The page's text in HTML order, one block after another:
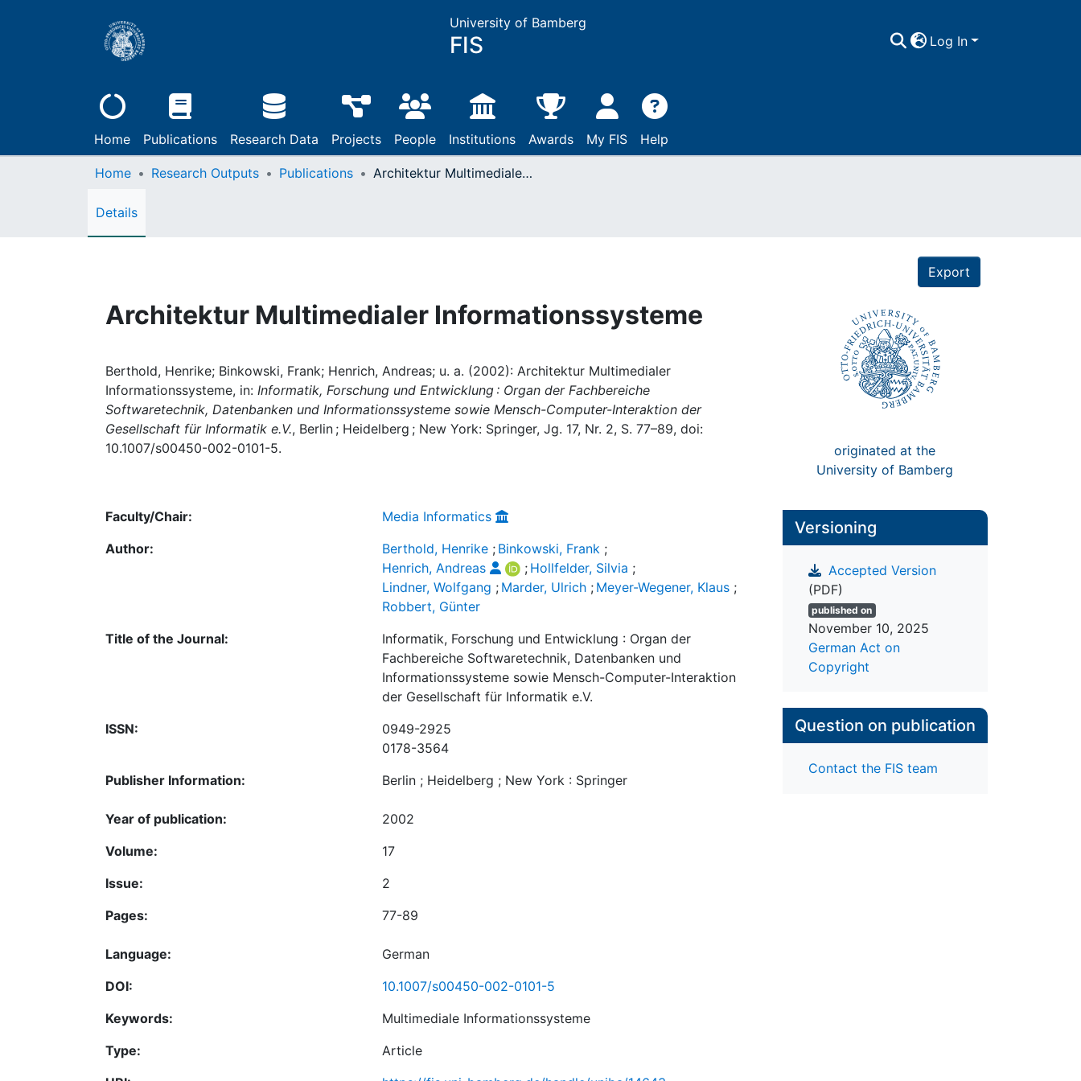
University of Bamberg
FIS Log In
Home Publications Research Data Projects People Institutions Awards My FIS Help
Home Research Outputs Publications Architektur Multimedialer Informationssysteme
Details
Export
Architektur Multimedialer Informationssysteme
Berthold, Henrike; Binkowski, Frank; Henrich, Andreas; u. a. (2002): Architektur Multimedialer
Informationssysteme, in: Informatik, Forschung und Entwicklung : Organ der Fachbereiche
Softwaretechnik, Datenbanken und Informationssysteme sowie Mensch-Computer-Interaktion der
Gesellschaft für Informatik e.V., Berlin ; Heidelberg ; New York: Springer, Jg. 17, Nr. 2, S. 77–89, doi:
10.1007/s00450-002-0101-5.
originated at the
University of Bamberg
Faculty/Chair:
Media Informatics
Author:
Berthold, Henrike ; Binkowski, Frank ;
Henrich, Andreas
; Hollfelder, Silvia ;
Lindner, Wolfgang ; Marder, Ulrich ; Meyer-Wegener, Klaus ;
Robbert, Günter
Title of the Journal:
Informatik, Forschung und Entwicklung : Organ der
Fachbereiche Softwaretechnik, Datenbanken und
Informationssysteme sowie Mensch-Computer-Interaktion
der Gesellschaft für Informatik e.V.
ISSN:
0949-2925
0178-3564
Publisher Information:
Berlin ; Heidelberg ; New York : Springer
Year of publication:
2002
Volume:
17
Issue:
2
Pages:
77-89
Language:
German
DOI:
10.1007/s00450-002-0101-5
Keywords:
Multimediale Informationssysteme
Type:
Article
Versioning
Accepted Version
(PDF)
published on
November 10, 2025
German Act on
Copyright
Question on publication
Contact the FIS team